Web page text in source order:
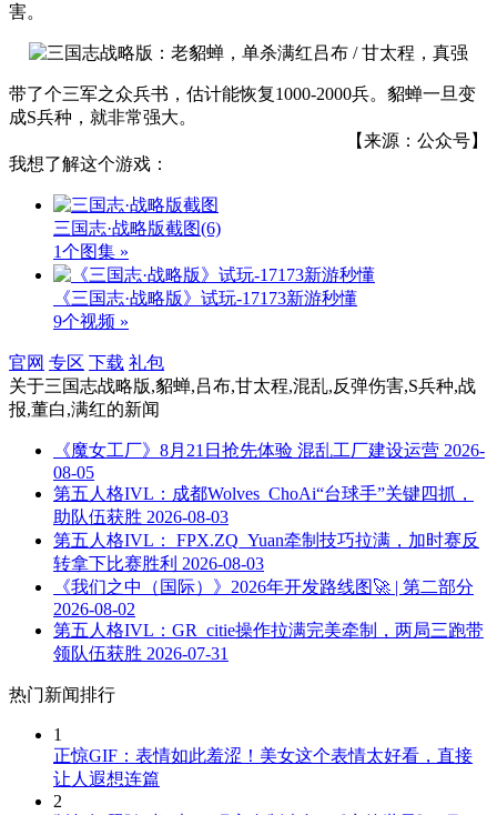
害。
带了个三军之众兵书，估计能恢复1000-2000兵。貂蝉一旦变
成S兵种，就非常强大。
【来源：公众号】
我想了解这个游戏：
三国志·战略版截图(6)
1个图集 »
《三国志·战略版》试玩-17173新游秒懂
9个视频 »
官网 专区 下载 礼包
关于三国志战略版,貂蝉,吕布,甘太程,混乱,反弹伤害,S兵种,战
报,董白,满红的新闻
《魔女工厂》8月21日抢先体验 混乱工厂建设运营 2026-
08-05
第五人格IVL：成都Wolves_ChoAi“台球手”关键四抓，
助队伍获胜 2026-08-03
第五人格IVL： FPX.ZQ_Yuan牵制技巧拉满，加时赛反
转拿下比赛胜利 2026-08-03
《我们之中（国际）》2026年开发路线图🚀 | 第二部分
2026-08-02
第五人格IVL：GR_citie操作拉满完美牵制，两局三跑带
领队伍获胜 2026-07-31
热门新闻排行
1
正惊GIF：表情如此羞涩！美女这个表情太好看，直接
让人遐想连篇
2